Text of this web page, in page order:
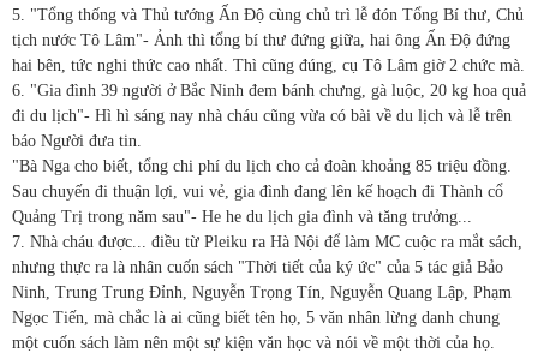
5. "Tổng thống và Thủ tướng Ấn Độ cùng chủ trì lễ đón Tổng Bí thư, Chủ
tịch nước Tô Lâm"- Ảnh thì tổng bí thư đứng giữa, hai ông Ấn Độ đứng
hai bên, tức nghi thức cao nhất. Thì cũng đúng, cụ Tô Lâm giờ 2 chức mà.
6. "Gia đình 39 người ở Bắc Ninh đem bánh chưng, gà luộc, 20 kg hoa quả
đi du lịch"- Hì hì sáng nay nhà cháu cũng vừa có bài về du lịch và lễ trên
báo Người đưa tin.
"Bà Nga cho biết, tổng chi phí du lịch cho cả đoàn khoảng 85 triệu đồng.
Sau chuyến đi thuận lợi, vui vẻ, gia đình đang lên kế hoạch đi Thành cổ
Quảng Trị trong năm sau"- He he du lịch gia đình và tăng trưởng...
7. Nhà cháu được... điều từ Pleiku ra Hà Nội để làm MC cuộc ra mắt sách,
nhưng thực ra là nhân cuốn sách "Thời tiết của ký ức" của 5 tác giả Bảo
Ninh, Trung Trung Đỉnh, Nguyễn Trọng Tín, Nguyễn Quang Lập, Phạm
Ngọc Tiến, mà chắc là ai cũng biết tên họ, 5 văn nhân lừng danh chung
một cuốn sách làm nên một sự kiện văn học và nói về một thời của họ.